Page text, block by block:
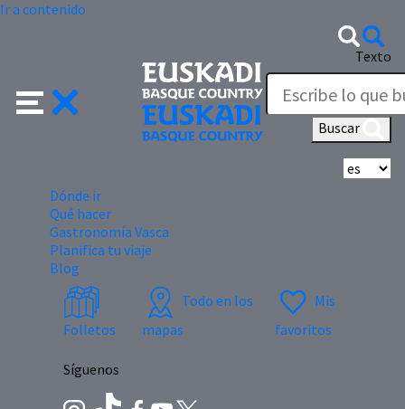
Ir a contenido
Texto
Buscar
Dónde ir
Qué hacer
Gastronomía Vasca
Planifica tu viaje
Blog
Folletos
Todo en los
mapas
Mis
favoritos
Síguenos